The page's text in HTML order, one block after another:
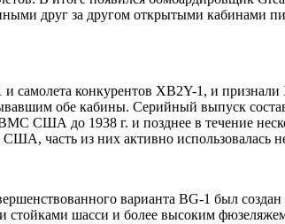
друг за другом открытыми кабинами
конкурентов XB2Y-1, и
обе кабины. Серийный выпуск
США до 1938 г. и позднее в течение
часть из них активно использовалась
варианта BG-1 был
шасси и более высоким